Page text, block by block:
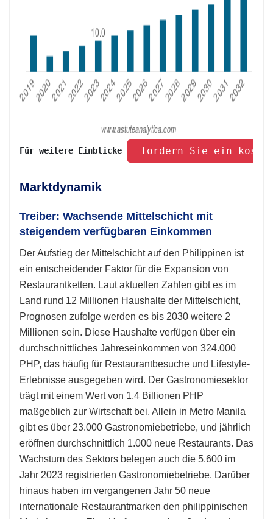
Für weitere Einblicke fordern Sie ein
Marktdynamik
Treiber: Wachsende Mittelschicht mit
steigendem verfügbaren Einkommen
Der Aufstieg der Mittelschicht auf den Philippinen ist
ein entscheidender Faktor für die Expansion von
Restaurantketten. Laut aktuellen Zahlen gibt es im
Land rund 12 Millionen Haushalte der Mittelschicht,
Prognosen zufolge werden es bis 2030 weitere 2
Millionen sein. Diese Haushalte verfügen über ein
durchschnittliches Jahreseinkommen von 324.000
PHP, das häufig für Restaurantbesuche und Lifestyle-
Erlebnisse ausgegeben wird. Der Gastronomiesektor
trägt mit einem Wert von 1,4 Billionen PHP
maßgeblich zur Wirtschaft bei. Allein in Metro Manila
gibt es über 23.000 Gastronomiebetriebe, und jährlich
eröffnen durchschnittlich 1.000 neue Restaurants. Das
Wachstum des Sektors belegen auch die 5.600 im
Jahr 2023 registrierten Gastronomiebetriebe. Darüber
hinaus haben im vergangenen Jahr 50 neue
internationale Restaurantmarken den philippinischen